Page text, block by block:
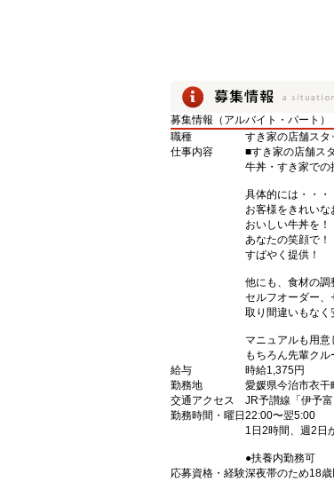
募集情報（アルバイト・パート）
職種
すき家の店舗スタ
仕事内容
■すき家の店舗ス
牛丼・すき家での
具体的には・・・
お客様をきれいな
おいしい牛丼を！
あなたの笑顔で！
すばやく提供！
他にも、食材の調
セルフオーダー
取り間違いもなく
マニュアルも用意
もちろん先輩クル
給与
時給1,375円
勤務地
愛媛県今治市衣
交通アクセス
JR予讃線「伊予
勤務時間・曜日 22:00〜翌5:00
1日2時間、週2日
●扶養内勤務可
応募資格・経験深夜帯のため18